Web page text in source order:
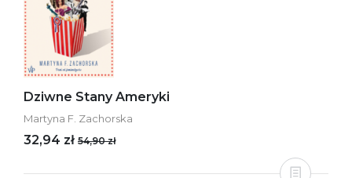
Dziwne Stany Ameryki
Martyna F. Zachorska
32,94 zł 54,90 zł